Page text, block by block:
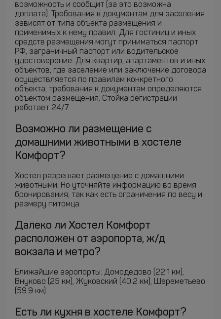
возможность и сообщит (за это возможна
доплата). Требования к документам для заселения
зависят от типа объекта размещения и
применимых к нему правил. Для гостиниц и иных
средств размещения могут приниматься паспорт
РФ, заграничный паспорт или водительское
удостоверение. Для квартир, апартаментов и иных
объектов, где заселение или заключение договора
осуществляется по правилам конкретного
объекта, требования к документам определяются
объектом размещения. Стойка регистрации
работает 24/7.
Возможно ли размещение с
домашними животными в хостеле
Комфорт?
Хостел разрешает размещение с домашними
животными. Но уточняйте информацию во время
бронирования, так как есть ограничения по весу и
размеру питомца.
Далеко ли Хостел Комфорт
расположен от аэропорта, ж/д
вокзала и метро?
Ближайшие аэропорты: Домодедово (22.1 км),
Внуково (25 км), Жуковский (40.2 км), Шереметьево
(59.9 км).
Есть ли кухня в хостеле Комфорт?